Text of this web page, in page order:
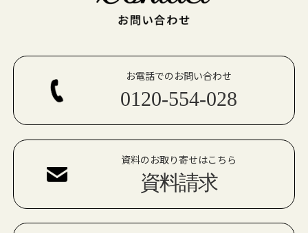
お電話でのお問い合わせ
0120-554-028
資料のお取り寄せはこちら
資料請求